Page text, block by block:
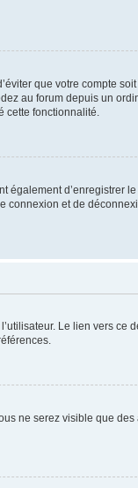
que votre compte
au forum depuis un
cette fonctionnalité.
également d’enregistrer
connexion et de
Le lien vers ce
ne serez visible que des